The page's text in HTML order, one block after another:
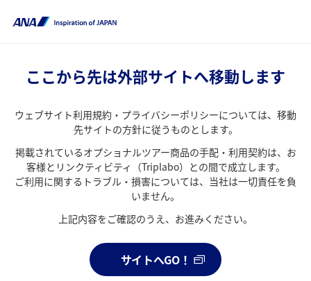
ここから先は外部サイトへ移動します
ウェブサイト利用規約・プライバシーポリシーについては、移動
先サイトの方針に従うものとします。
掲載されているオプショナルツアー商品の手配・利用契約は、お
客様とリンクティビティ（Triplabo）との間で成立します。
ご利用に関するトラブル・損害については、当社は一切責任を負
いません。
上記内容をご確認のうえ、お進みください。
サイトへGO！